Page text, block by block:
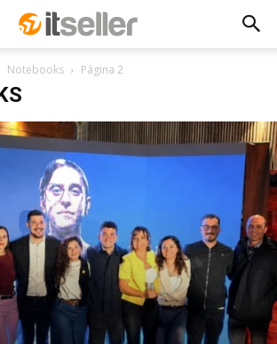
Notebooks Página 2